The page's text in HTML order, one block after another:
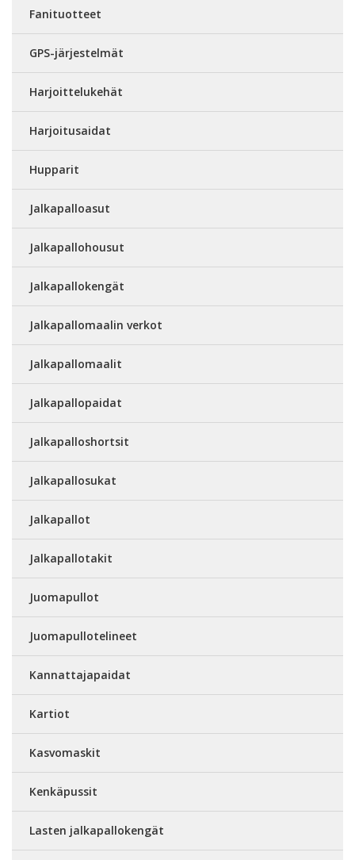
Fanituotteet
GPS-järjestelmät
Harjoittelukehät
Harjoitusaidat
Hupparit
Jalkapalloasut
Jalkapallohousut
Jalkapallokengät
Jalkapallomaalin verkot
Jalkapallomaalit
Jalkapallopaidat
Jalkapalloshortsit
Jalkapallosukat
Jalkapallot
Jalkapallotakit
Juomapullot
Juomapullotelineet
Kannattajapaidat
Kartiot
Kasvomaskit
Kenkäpussit
Lasten jalkapallokengät